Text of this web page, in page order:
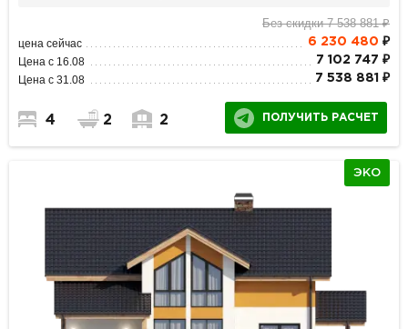
Без скидки 7 538 881 ₽
цена сейчас 6 230 480 ₽
Цена с 16.08 7 102 747 ₽
Цена с 31.08 7 538 881 ₽
4 2 2 ПОЛУЧИТЬ РАСЧЕТ
ЭКО